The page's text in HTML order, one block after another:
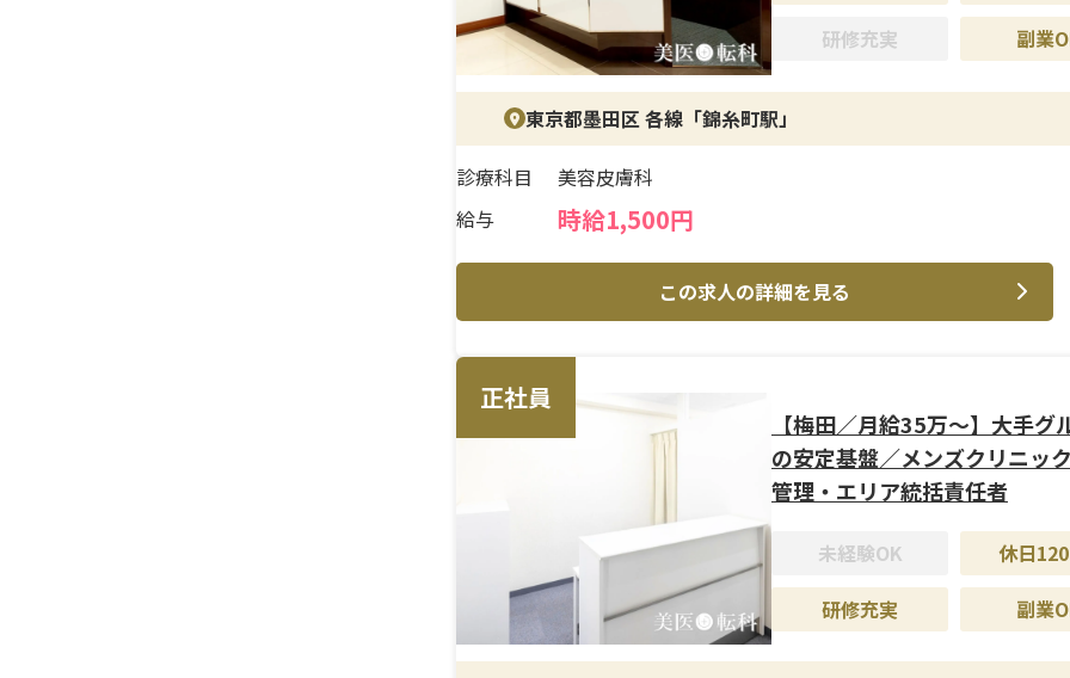
研修充実
副業
東京都墨田区 各線「錦糸町駅」
診療科目
美容皮膚科
給与
時給1,500円
この求人の詳細を見る
正社員
【梅田／月給35万〜】大手グ
の安定基盤／メンズクリニッ
管理・エリア統括責任者
未経験OK
休日
研修充実
副業